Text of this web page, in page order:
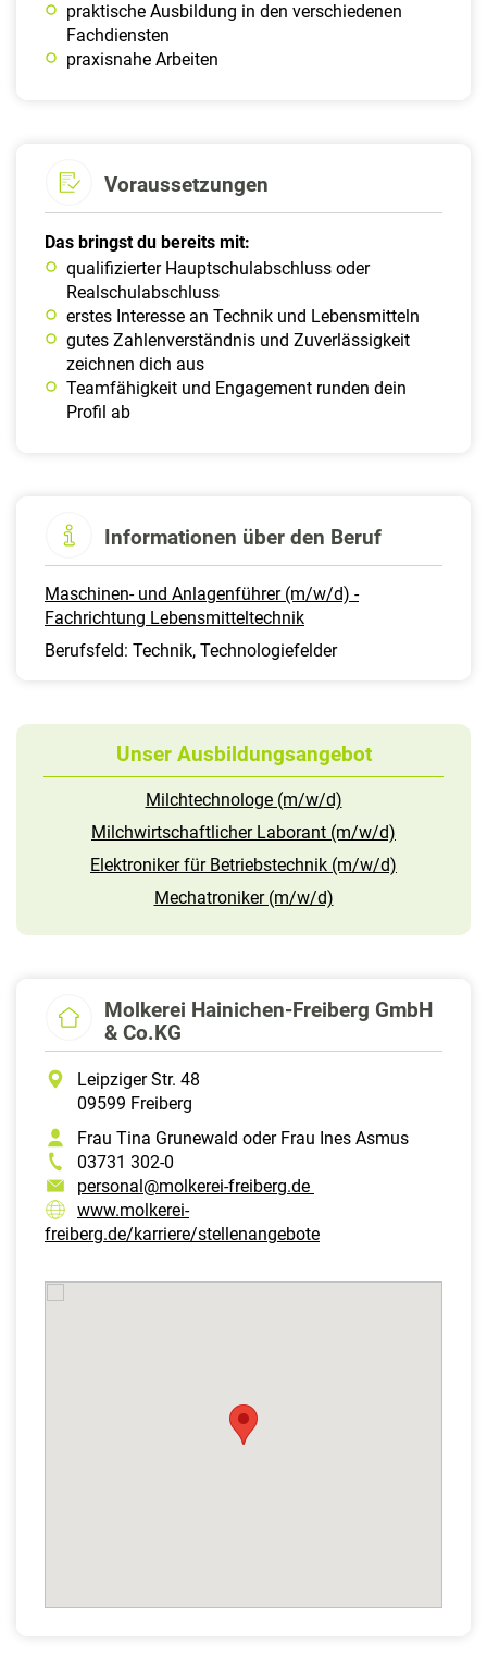
praktische Ausbildung in den verschiedenen
Fachdiensten
praxisnahe Arbeiten
Voraussetzungen
Das bringst du bereits mit:
qualifizierter Hauptschulabschluss oder
Realschulabschluss
erstes Interesse an Technik und Lebensmitteln
gutes Zahlenverständnis und Zuverlässigkeit
zeichnen dich aus
Teamfähigkeit und Engagement runden dein
Profil ab
Informationen über den Beruf
Maschinen- und Anlagenführer (m/w/d) -
Fachrichtung Lebensmitteltechnik
Berufsfeld: Technik, Technologiefelder
Unser Ausbildungsangebot
Milchtechnologe (m/w/d)
Milchwirtschaftlicher Laborant (m/w/d)
Elektroniker für Betriebstechnik (m/w/d)
Mechatroniker (m/w/d)
Molkerei Hainichen-Freiberg GmbH
& Co.KG
Leipziger Str. 48
09599 Freiberg
Frau Tina Grunewald oder Frau Ines Asmus
03731 302-0
personal@molkerei-freiberg.de
www.molkerei-
freiberg.de/karriere/stellenangebote